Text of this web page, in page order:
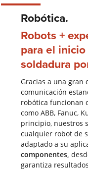
Robótica.
Robots +
para el
soldadura
Gracias a una gran
comunicación
robótica funcionan
como ABB, Fanuc,
principio, nuestros
cualquier robot de
adaptado a su
componentes,
garantiza